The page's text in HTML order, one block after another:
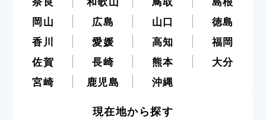
岡山
広島 山口
徳島
香川
愛媛 高知
福岡
佐賀
長崎 熊本
大分
宮崎
鹿児島 沖縄
現在地から探す